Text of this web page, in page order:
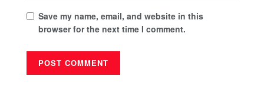
Save my name, email, and website in this
browser for the next time I comment.